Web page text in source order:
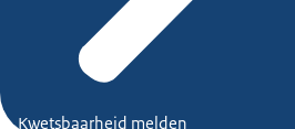
Kwetsbaarheid melden